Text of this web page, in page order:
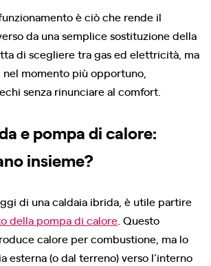
è ciò che rende il
da una semplice sostituzione della
di scegliere tra gas ed elettricità, ma
momento più opportuno,
senza rinunciare al comfort.
e pompa di calore:
insieme?
di una caldaia ibrida, è utile partire
della pompa di calore . Questo
calore per combustione, ma lo
esterna (o dal terreno) verso l’interno